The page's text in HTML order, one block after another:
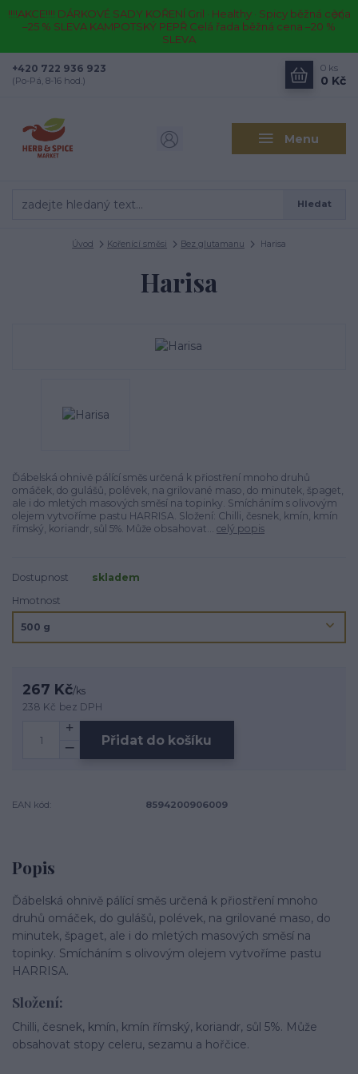
!!!!AKCE!!!! DÁRKOVÉ SADY KOŘENÍ Gril · Healthy · Spicy běžná cena
–25 % SLEVA KAMPOTSKÝ PEPŘ Celá řada běžná cena –20 %
SLEVA
Menu
Hledat
+420 722 936 923
(Po-Pá, 8-16 hod.)
0 ks
0 Kč
Úvod Kořenící směsi Bez glutamanu Harisa
Harisa
Ďábelská ohnivě pálící směs určená k přiostření mnoho druhů
omáček, do gulášů, polévek, na grilované maso, do minutek, špaget,
ale i do mletých masových směsí na topinky. Smícháním s olivovým
olejem vytvoříme pastu HARRISA. Složení: Chilli, česnek, kmín, kmín
římský, koriandr, sůl 5%. Může obsahovat... celý popis
Dostupnost
skladem
Hmotnost
267 Kč/ks
238 Kč bez DPH
Přidat do košíku
EAN kód: 8594200906009
Popis
Ďábelská ohnivě pálící směs určená k přiostření mnoho
druhů omáček, do gulášů, polévek, na grilované maso, do
minutek, špaget, ale i do mletých masových směsí na
topinky. Smícháním s olivovým olejem vytvoříme pastu
HARRISA.
Složení:
Chilli, česnek, kmín, kmín římský, koriandr, sůl 5%. Může
obsahovat stopy celeru, sezamu a hořčice.